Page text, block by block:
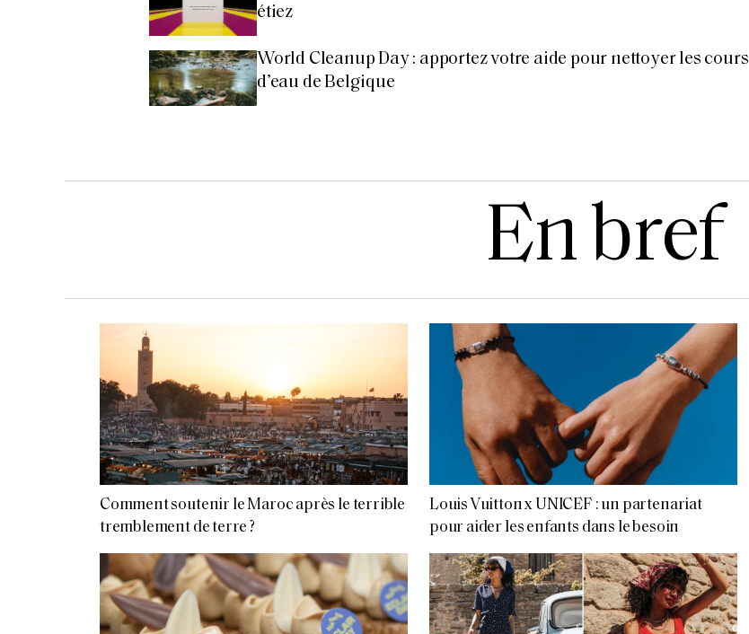
étiez
World Cleanup Day : apportez votre aide pour nettoyer les cours
d’eau de Belgique
En bref
Comment soutenir le Maroc après le terrible
tremblement de terre ?
Louis Vuitton x UNICEF : un partenariat
pour aider les enfants dans le besoin